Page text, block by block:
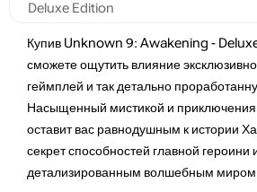
Deluxe Edition
Купив Unknown 9: Awakening -
сможете ощутить влияние
геймплей и так детально
Насыщенный мистикой и
оставит вас равнодушным к истории
секрет способностей главной героини
детализированным волшебным